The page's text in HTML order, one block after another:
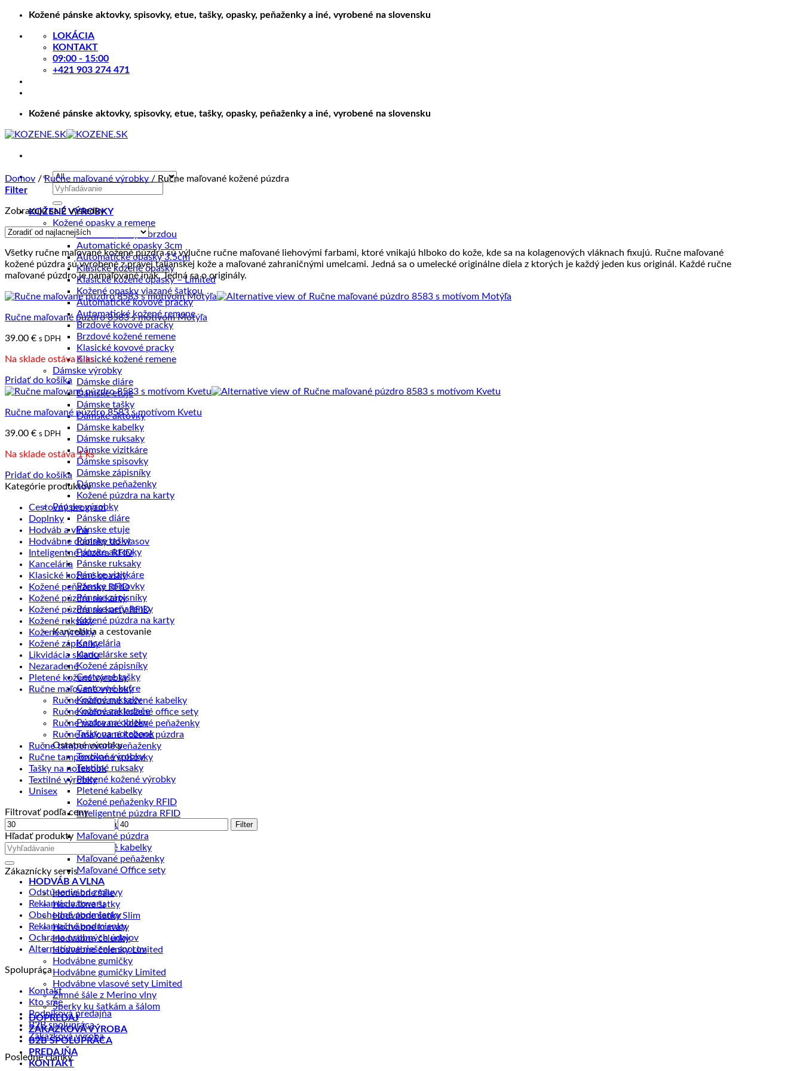
Skip
content
Kožené pánske aktovky, spisovky, etue, tašky, opasky, peňaženky a iné, vyrobené na slovensku
LOKÁCIA
KONTAKT
09:00 - 15:00
+421 903 274 471
Kožené pánske aktovky, spisovky, etue, tašky, opasky, peňaženky a iné, vyrobené na slovensku
Hľadať:
KOŽENÉ VÝROBKY
Kožené opasky a remene
Kožené opasky s brzdou
Automatické opasky 3cm
Automatické opasky 3.5cm
Klasické kožené opasky
Klasické kožené opasky – Limited
Kožené opasky viazané šatkou
Automatické kovové pracky
Automatické kožené remene
Brzdové kovové pracky
Brzdové kožené remene
Klasické kovové pracky
Klasické kožené remene
Dámske výrobky
Dámske diáre
Dámske etuje
Dámske tašky
Dámske aktovky
Dámske kabelky
Dámske ruksaky
Dámske vizitkáre
Dámske spisovky
Dámske zápisníky
Dámske peňaženky
Kožené púzdra na karty
Pánske výrobky
Pánske diáre
Pánske etuje
Pánske tašky
Pánske aktovky
Pánske ruksaky
Pánske vizitkáre
Pánske spisovky
Pánske zápisníky
Pánske peňaženky
Kožené púzdra na karty
Kancelária a cestovanie
Kancelária
Kancelárske sety
Kožené zápisníky
Cestovné tašky
Cestovné kufre
Kožené ruksaky
Kožené zakladače
Púzdra na obleky
Tašky na notebook
Ostatné výrobky
Textilné výrobky
Textilné ruksaky
Pletené kožené výrobky
Pletené kabelky
Kožené peňaženky RFID
Inteligentné púzdra RFID
Kožené púzdra na karty RFID
Maľované púzdra
Maľované kabelky
Maľované peňaženky
Maľované Office sety
HODVÁB A VLNA
Hodvábne šále
Hodvábne šatky
Hodvábne šatky Slim
Hodvábne kravaty
Hodvábne čelenky
Hodvábne čelenky Limited
Hodvábne gumičky
Hodvábne gumičky Limited
Hodvábne vlasové sety Limited
Zimné šále z Merino vlny
Šperky ku šatkám a šálom
DOPREDAJ
ZÁKAZKOVÁ VÝROBA
B2B SPOLUPRÁCA
PREDAJŇA
KONTAKT
Domov / Ručne maľované výrobky / Ručne maľované kožené púzdra
Filter
Zobrazujú sa 2 výsledkyZoradené
podľa
od
najnižšej
po
najvyššiu
Všetky ručne maľované kožené púzdra sú výlučne ručne maľované liehovými farbami, ktoré vnikajú hlboko do kože, kde sa na kolagenových vláknach fixujú. Ručne maľované
kožené púzdra sú vyrobené z pravej talianskej kože a maľované zahraničnými umelcami. Jedná sa o umelecké originálne diela z ktorých je každý jeden kus originál. Každé ručne
maľované púzdro je namaľované inak. Jedná sa o originály.
Ručne maľované púzdro 8583 s motívom Motýľa
39.00 € s DPH
Na sklade ostáva 5 ks
Pridať do košíka
Ručne maľované púzdro 8583 s motívom Kvetu
39.00 € s DPH
Na sklade ostáva 1 ks
Pridať do košíka
Kategórie produktov
Cestovný program
Doplnky
Hodváb a vlna
Hodvábne doplnky do vlasov
Inteligentné púzdra RFID
Kancelária
Klasické kožené opasky
Kožené peňaženky RFID
Kožené púzdra na karty
Kožené púzdra na karty RFID
Kožené ruksaky
Kožené výrobky
Kožené zápisníky
Likvidácia skladu
Nezaradené
Pletené kožené výrobky
Ručne maľované výrobky
Ručne maľované kožené kabelky
Ručne maľované kožené office sety
Ručne maľované kožené peňaženky
Ručne maľované kožené púzdra
Ručne tamponované peňaženky
Ručne tamponované spisovky
Tašky na notebook
Textilné výrobky
Unisex
Filtrovať podľa ceny
Minimálna
cena
Maximálna
cena
Filter
Hľadať produkty
Zákaznícky servis
Odstúpenie od zmluvy
Reklamácia tovaru
Obchodné podmienky
Reklamačné podmienky
Ochrana osobných údajov
Alternatívne riešenie sporov
Spolupráca
Kontakt
Kto sme
Podniková predajňa
B2B spolupráca
Zákazková výroba
Posledné články